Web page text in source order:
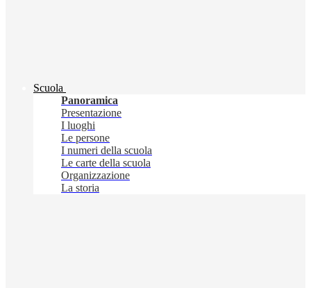
Scuola
Panoramica
Presentazione
I luoghi
Le persone
I numeri della scuola
Le carte della scuola
Organizzazione
La storia